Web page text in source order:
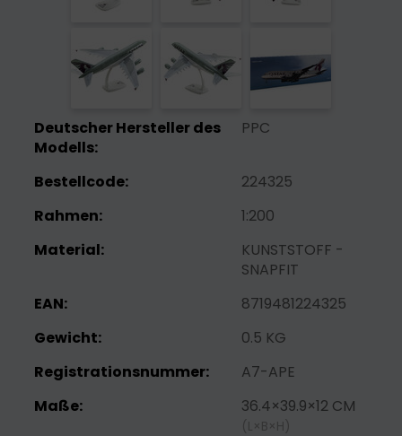
Deutscher Hersteller des
Modells:
PPC
Bestellcode:
224325
Rahmen:
1:200
Material:
KUNSTSTOFF -
SNAPFIT
EAN:
8719481224325
Gewicht:
0.5 KG
Registrationsnummer:
A7-APE
Maße:
36.4×39.9×12 CM
(L×B×H)